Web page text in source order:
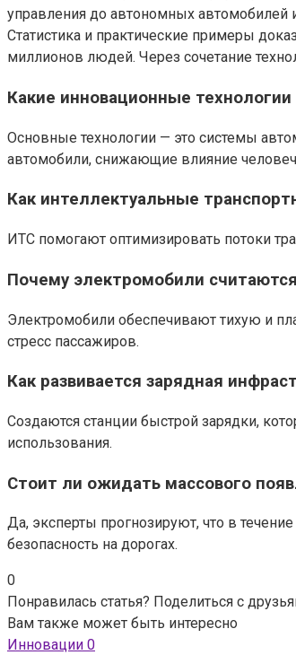
управления до автономных автомобилей
Статистика и практические примеры
миллионов людей. Через сочетание
Какие инновационные
Основные технологии — это системы
автомобили, снижающие влияние
Как интеллектуальные
ИТС помогают оптимизировать потоки
Почему электромобили
Электромобили обеспечивают тихую и
стресс пассажиров.
Как развивается зарядная
Создаются станции быстрой зарядки,
использования.
Стоит ли ожидать массового
Да, эксперты прогнозируют, что в
безопасность на дорогах.
0
Понравилась статья? Поделиться с
Вам также может быть интересно
Инновации 0